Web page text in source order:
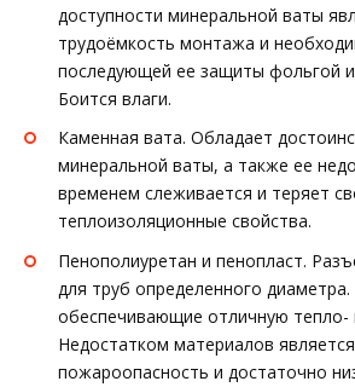
доступности минеральной ваты
трудоёмкость монтажа и
последующей ее защиты фольгой
Боится влаги.
Каменная вата. Обладает
минеральной ваты, а также ее
временем слеживается и теряет
теплоизоляционные свойства.
Пенополиуретан и пенопласт.
для труб определенного
обеспечивающие отличную тепло-
Недостатком материалов
пожароопасность и достаточно